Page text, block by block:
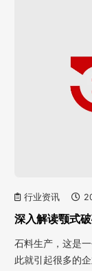
行业资讯
深入解读颚式
石料生产，这是
此就引起很多的